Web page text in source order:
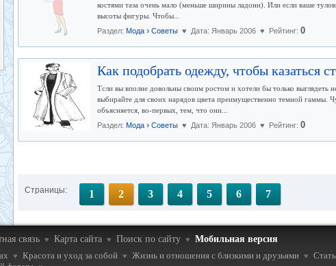
костями таза очень мало (меньше ширины ладони). Или если ваше
высоты фигуры. Чтобы...
Раздел: Мода › Советы ♥ Дата: Январь 2006 ♥ Рейтинг: 0
Как подобрать одежду, чтобы казаться
Tсли вы вполне довольны своим ростом и хотели бы только выглядеть
выбирайте для своих нарядов цвета преимущественно темной гаммы.
объясняется, во-первых, тем, что они...
Раздел: Мода › Советы ♥ Дата: Январь 2006 ♥ Рейтинг: 0
Страницы: 1 2 3 4 5 6 7
связь ♥ Карта сайта ♥ Поиск по сайту ♥
Мобильная версия
♥ Красота и уход за собой ♥ Жизнь и отношения с близкими и друзьями ♥